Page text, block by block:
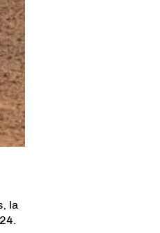
la